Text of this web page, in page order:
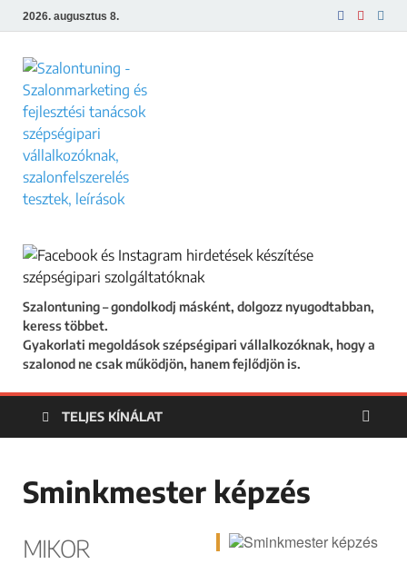
2026. augusztus 8.
Szalontuning – gondolkodj másként, dolgozz nyugodtabban,
keress többet.
Gyakorlati megoldások szépségipari vállalkozóknak, hogy a
szalonod ne csak működjön, hanem fejlődjön is.
TELJES KÍNÁLAT
Sminkmester képzés
MIKOR